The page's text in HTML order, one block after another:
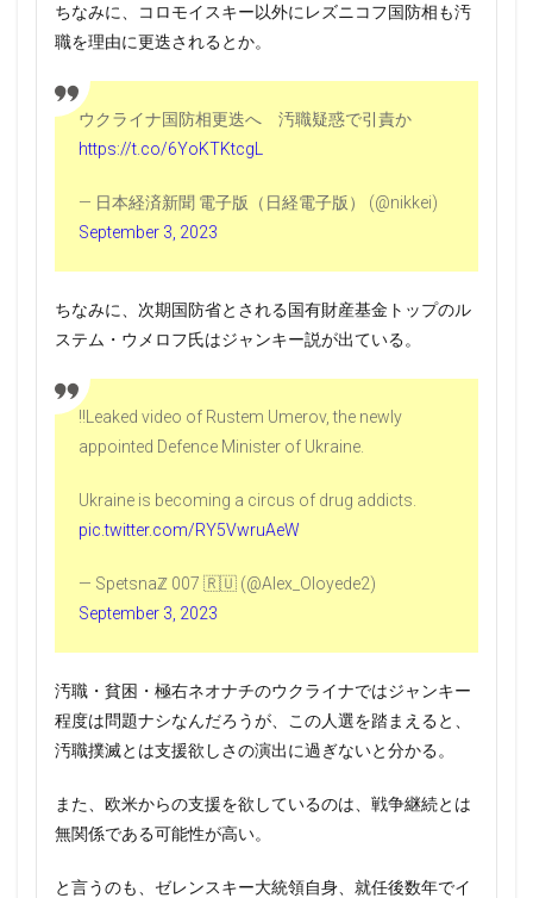
ちなみに、コロモイスキー以外にレズニコフ国防相も汚
職を理由に更迭されるとか。
ウクライナ国防相更迭へ 汚職疑惑で引責か
https://t.co/6YoKTKtcgL
— 日本経済新聞 電子版（日経電子版） (@nikkei)
September 3, 2023
ちなみに、次期国防省とされる国有財産基金トップのル
ステム・ウメロフ氏はジャンキー説が出ている。
‼️Leaked video of Rustem Umerov, the newly
appointed Defence Minister of Ukraine.
Ukraine is becoming a circus of drug addicts.
pic.twitter.com/RY5VwruAeW
— Spetsnaℤ 007 🇷🇺 (@Alex_Oloyede2)
September 3, 2023
汚職・貧困・極右ネオナチのウクライナではジャンキー
程度は問題ナシなんだろうが、この人選を踏まえると、
汚職撲滅とは支援欲しさの演出に過ぎないと分かる。
また、欧米からの支援を欲しているのは、戦争継続とは
無関係である可能性が高い。
と言うのも、ゼレンスキー大統領自身、就任後数年でイ